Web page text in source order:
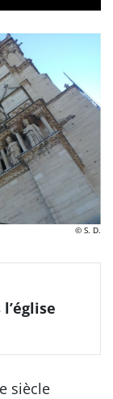
© S. D.
siècle